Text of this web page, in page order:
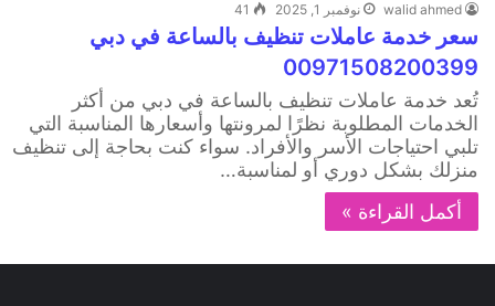
walid ahmed نوفمبر 1, 2025 41
سعر خدمة عاملات تنظيف بالساعة في دبي
00971508200399
تُعد خدمة عاملات تنظيف بالساعة في دبي من أكثر
الخدمات المطلوبة نظرًا لمرونتها وأسعارها المناسبة التي
تلبي احتياجات الأسر والأفراد. سواء كنت بحاجة إلى تنظيف
منزلك بشكل دوري أو لمناسبة…
أكمل القراءة »